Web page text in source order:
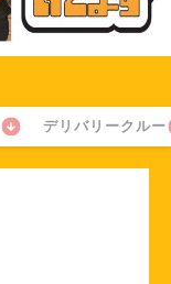
デリバリークルー